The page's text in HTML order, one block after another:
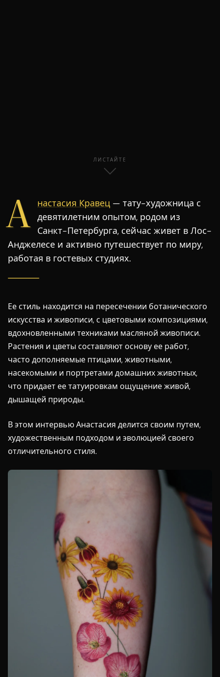
ЛИСТАЙТЕ
А настасия Кравец — тату-художница с
девятилетним опытом, родом из
Санкт-Петербурга, сейчас живет в Лос-
Анджелесе и активно путешествует по миру,
работая в гостевых студиях.
Ее стиль находится на пересечении ботанического
искусства и живописи, с цветовыми композициями,
вдохновленными техниками масляной живописи.
Растения и цветы составляют основу ее работ,
часто дополняемые птицами, животными,
насекомыми и портретами домашних животных,
что придает ее татуировкам ощущение живой,
дышащей природы.
В этом интервью Анастасия делится своим путем,
художественным подходом и эволюцией своего
отличительного стиля.